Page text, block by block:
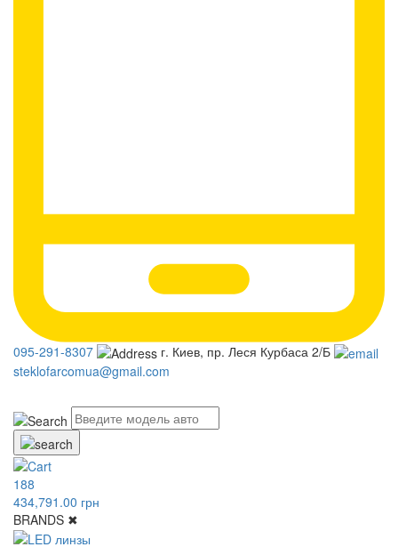
095-291-8307
г. Киев, пр. Леся Курбаса 2/Б
steklofarcomua@gmail.com
188
434,791.00 грн
BRANDS ✖